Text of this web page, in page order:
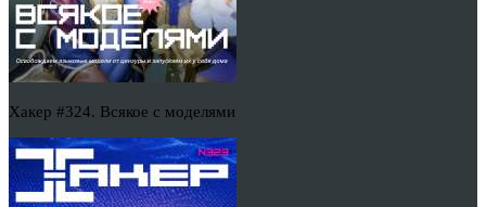
Хакер #324. Всякое с моделями